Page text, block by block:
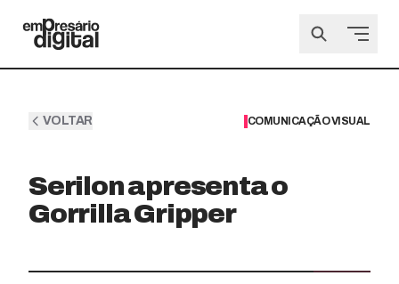
VOLTAR COMUNICAÇÃO VISUAL
Serilon apresenta o
Gorrilla Gripper